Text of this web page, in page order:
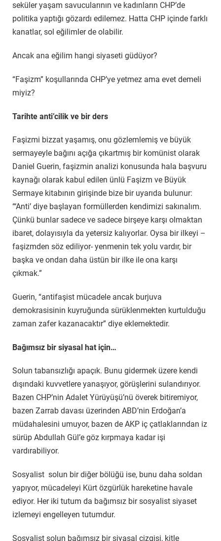
seküler yaşam savucularının ve kadınların CHP’de
politika yaptığı gözardı edilemez. Hatta CHP içinde farklı
kanatlar, sol eğilimler de olabilir.
Ancak ana eğilim hangi siyaseti güdüyor?
“Faşizm” koşullarında CHP’ye yetmez ama evet demeli
miyiz?
Tarihte anti’cilik ve bir ders
Faşizmi bizzat yaşamış, onu gözlemlemiş ve büyük
sermayeyle bağını açığa çıkartmış bir komünist olarak
Daniel Guerin, faşizmin analizi konusunda hala başvuru
kaynağı olarak kabul edilen ünlü Faşizm ve Büyük
Sermaye kitabının girişinde bize bir uyarıda bulunur:
“‘Anti’ diye başlayan formüllerden kendimizi sakınalım.
Çünkü bunlar sadece ve sadece birşeye karşı olmaktan
ibaret, dolayısıyla da yetersiz kalıyorlar. Oysa bir ilkeyi –
faşizmden söz ediliyor- yenmenin tek yolu vardır, bir
başka ve ondan daha üstün bir ilke ile ona karşı
çıkmak.”
Guerin, “antifaşist mücadele ancak burjuva
demokrasisinin kuyruğunda sürüklenmekten kurtulduğu
zaman zafer kazanacaktır” diye eklemektedir.
Bağımsız bir siyasal hat için…
Solun tabansızlığı apaçık. Bunu gidermek üzere kendi
dışındaki kuvvetlere yanaşıyor, görüşlerini sulandırıyor.
Bazen CHP’nin Adalet Yürüyüşü’nü överek bitiremiyor,
bazen Zarrab davası üzerinden ABD’nin Erdoğan’a
müdahalesini umuyor, bazen de AKP iç çatlaklarından iz
sürüp Abdullah Gül’e göz kırpmaya kadar işi
vardırabiliyor.
Sosyalist solun bir diğer bölüğü ise, bunu daha soldan
yapıyor, mücadeleyi Kürt özgürlük hareketine havale
ediyor. Her iki tutum da bağımsız bir sosyalist siyaset
izlemeyi engelleyen tutumdur.
Sosyalist solun bağımsız bir siyasal çizgisi, kitle